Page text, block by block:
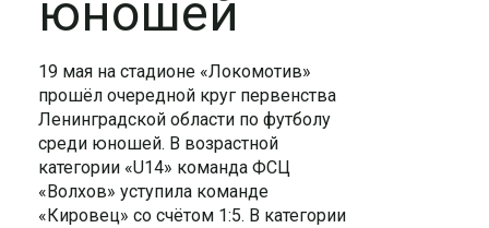
юношей
19 мая на стадионе «Локомотив»
прошёл очередной круг первенства
Ленинградской области по футболу
среди юношей. В возрастной
категории «U14» команда ФСЦ
«Волхов» уступила команде
«Кировец» со счётом 1:5. В категории